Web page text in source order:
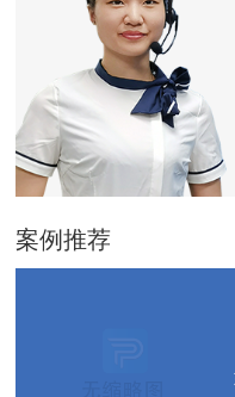
案例推荐